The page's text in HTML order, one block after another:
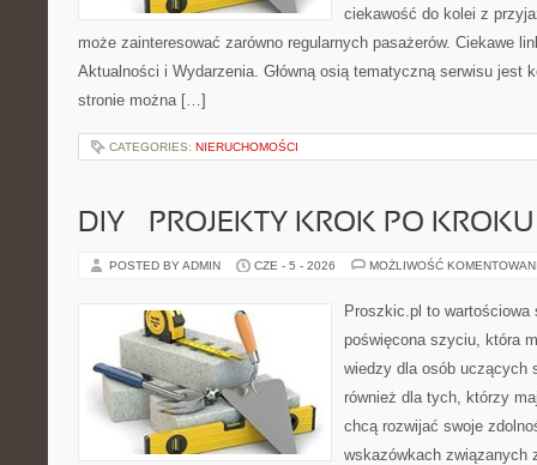
ciekawość do kolei z
może zainteresować zarówno regularnych pasażerów. Ciekawe
Aktualności i Wydarzenia. Główną osią tematyczną serwisu jest
stronie można […]
CATEGORIES: NIERUCHOMOŚCI
DIY – PROJEKTY KROK PO KROKU
POSTED BY ADMIN CZE - 5 - 2026 MOŻLIWOŚĆ
Proszkic.pl to wartościowa
poświęcona szyciu, która
wiedzy dla osób uczących
również dla tych, którzy
chcą rozwijać swoje
wskazówkach związanych